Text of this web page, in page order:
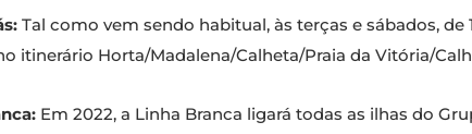
Tal como vem sendo habitual, às terças e sábados,
itinerário Horta/Madalena/Calheta/Praia da Vitória/
Em 2022, a Linha Branca ligará todas as ilhas do